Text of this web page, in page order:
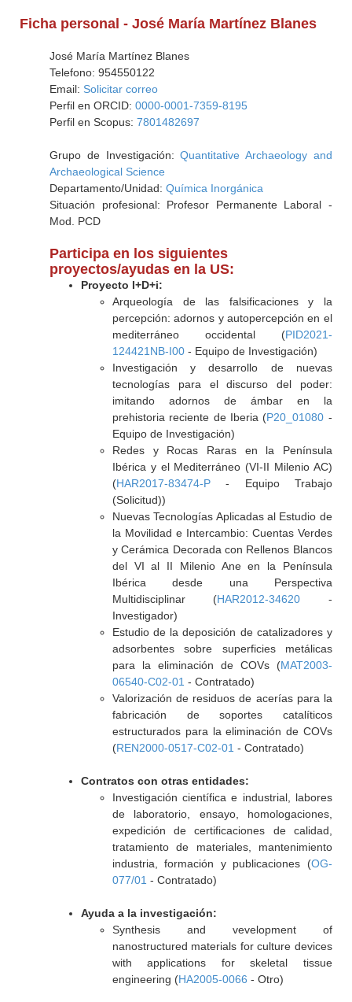
Ficha personal - José María Martínez Blanes
José María Martínez Blanes
Telefono: 954550122
Email: Solicitar correo
Perfil en ORCID: 0000-0001-7359-8195
Perfil en Scopus: 7801482697
Grupo de Investigación:Quantitative Archaeology and
Archaeological Science
Departamento/Unidad: Química Inorgánica
Situación profesional: Profesor Permanente Laboral -
Mod. PCD
Participa en los siguientes
proyectos/ayudas en la US:
Proyecto I+D+i:
Arqueología de las falsificaciones y la
percepción: adornos y autopercepción en el
mediterráneo occidental (PID2021-
124421NB-I00- Equipo de Investigación)
Investigación y desarrollo de nuevas
tecnologías para el discurso del poder:
imitando adornos de ámbar en la
prehistoria reciente de Iberia (P20_01080 -
Equipo de Investigación)
Redes y Rocas Raras en la Península
Ibérica y el Mediterráneo (VI-II Milenio AC)
(HAR2017-83474-P- Equipo Trabajo
(Solicitud))
Nuevas Tecnologías Aplicadas al Estudio de
la Movilidad e Intercambio: Cuentas Verdes
y Cerámica Decorada con Rellenos Blancos
del VI al II Milenio Ane en la Península
Ibérica desde una Perspectiva
Multidisciplinar (HAR2012-34620 -
Investigador)
Estudio de la deposición de catalizadores y
adsorbentes sobre superficies metálicas
para la eliminación de COVs (MAT2003-
06540-C02-01 - Contratado)
Valorización de residuos de acerías para la
fabricación de soportes catalíticos
estructurados para la eliminación de COVs
(REN2000-0517-C02-01 - Contratado)
Contratos con otras entidades:
Investigación científica e industrial, labores
de laboratorio, ensayo, homologaciones,
expedición de certificaciones de calidad,
tratamiento de materiales, mantenimiento
industria, formación y publicaciones (OG-
077/01 - Contratado)
Ayuda a la investigación:
Synthesis and vevelopment of
nanostructured materials for culture devices
with applications for skeletal tissue
engineering (HA2005-0066 - Otro)